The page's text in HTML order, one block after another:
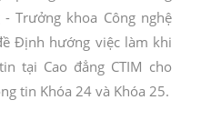
- Trưởng khoa Công nghệ
Định hướng việc làm khi
tại Cao đẳng CTIM cho
tin Khóa 24 và Khóa 25.